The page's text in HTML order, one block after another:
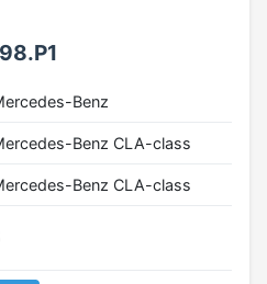
Benz
Benz CLA-class
Benz CLA-class